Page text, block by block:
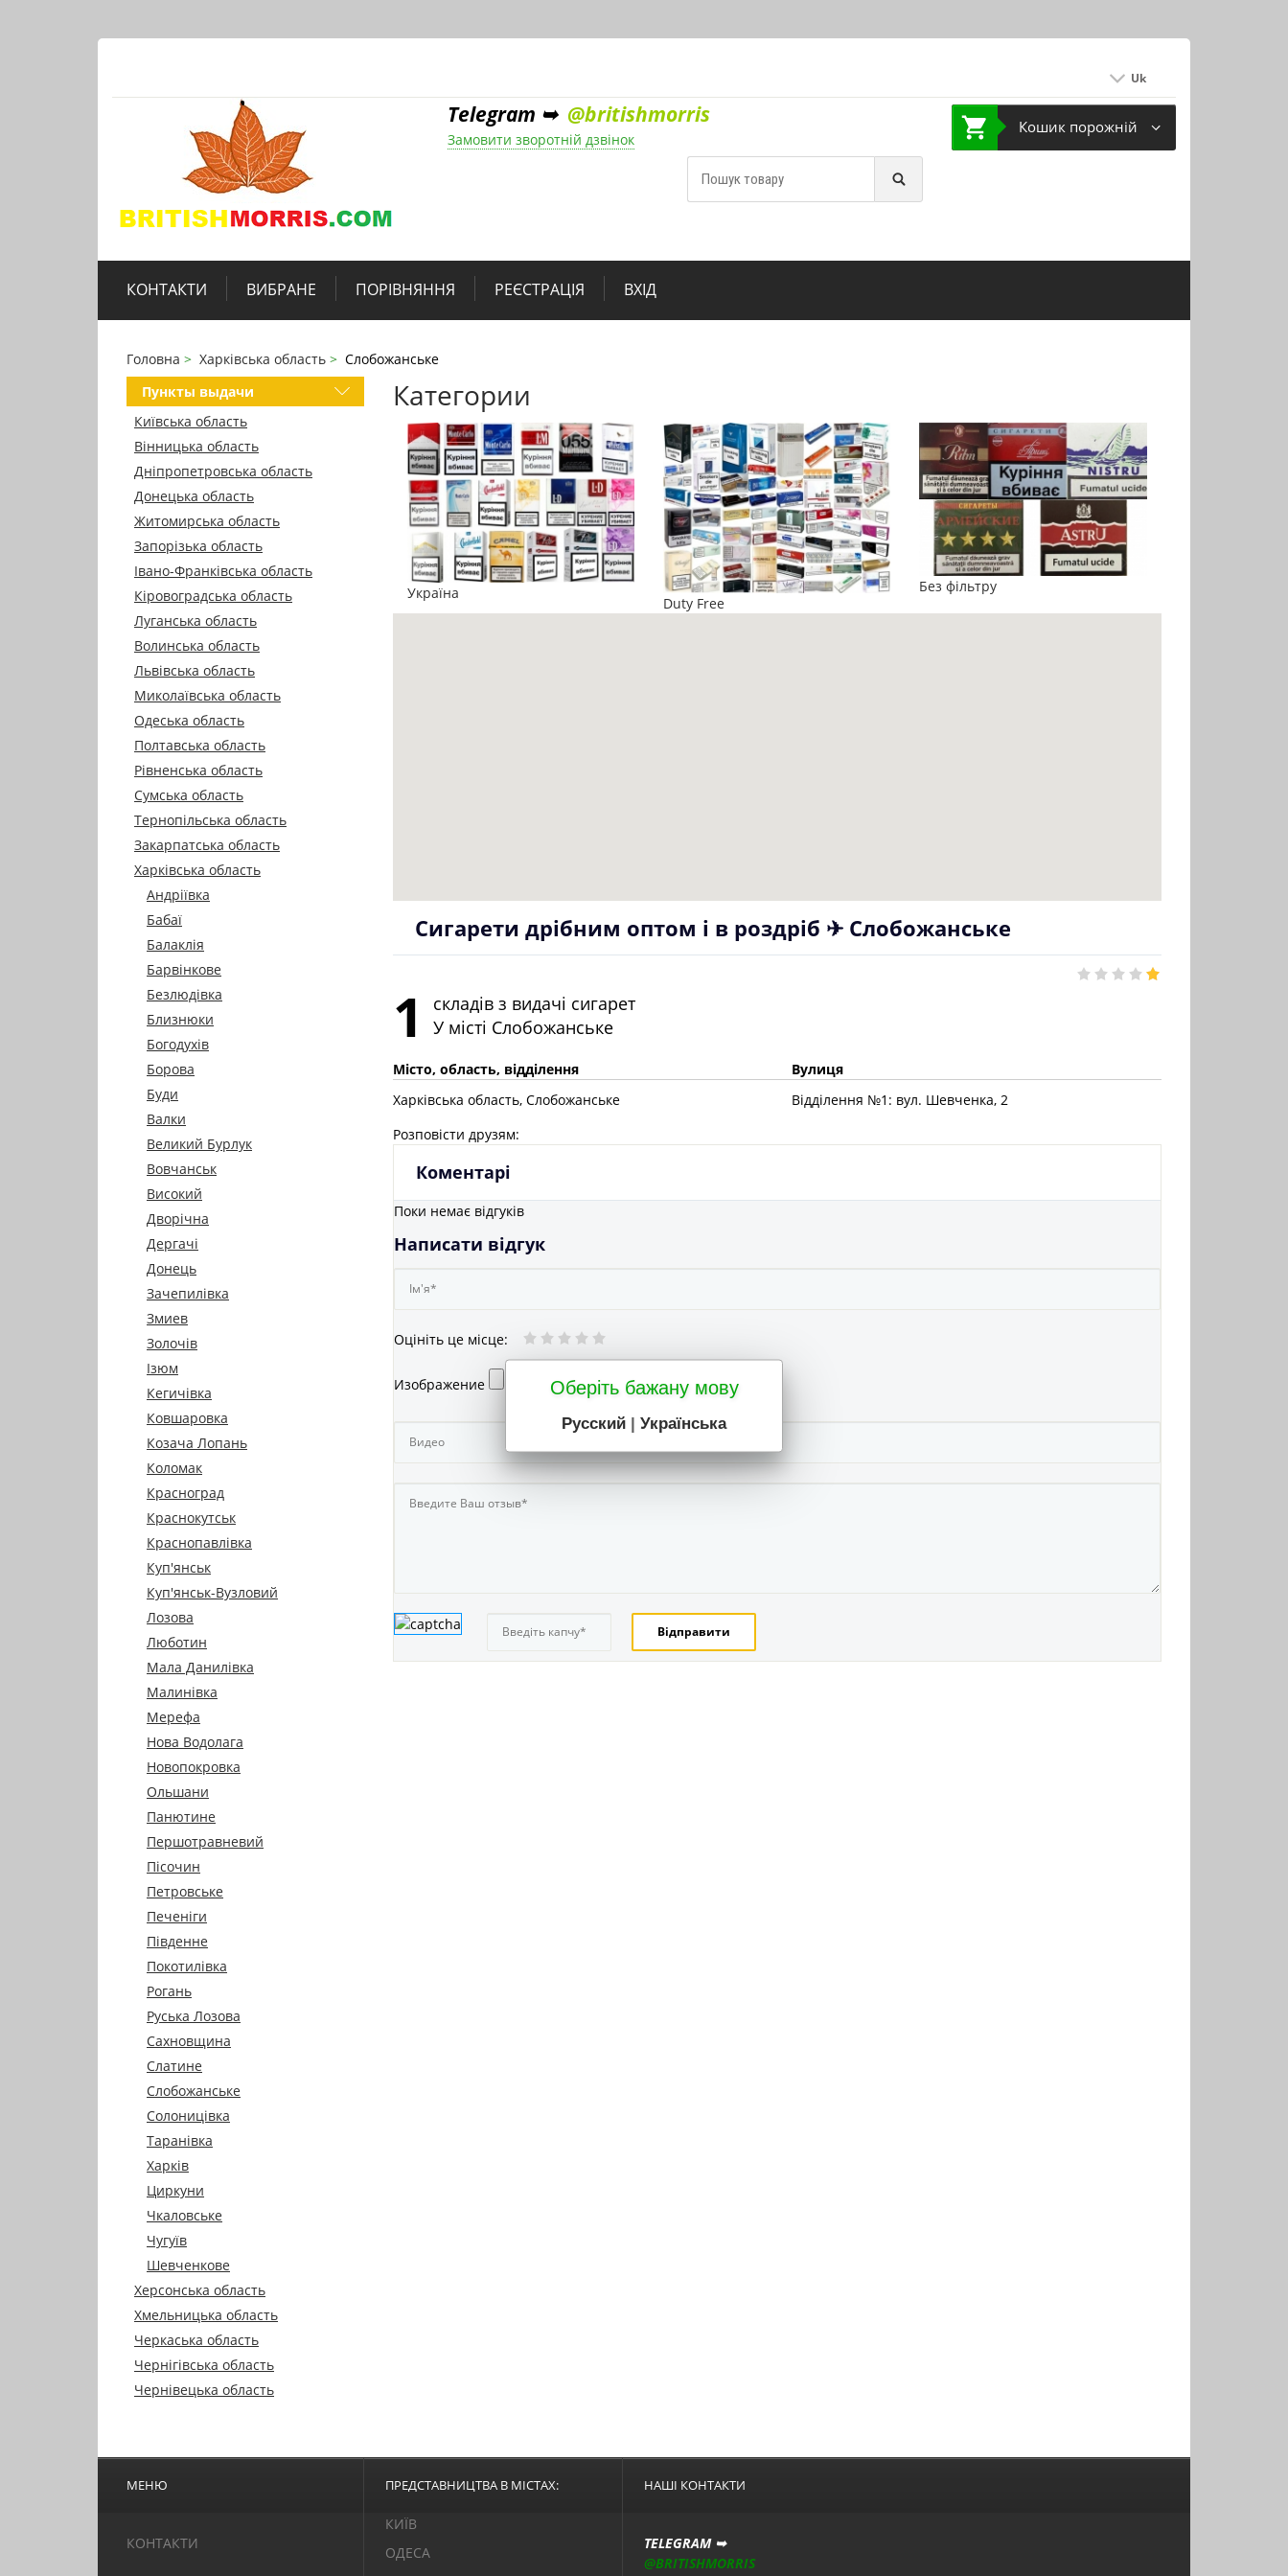
Оберіть бажану мову
Русский | Українська
Uk
Telegram ➥ @britishmorris
Замовити зворотній дзвінок
Кошик порожній
КОНТАКТИ ВИБРАНЕ ПОРІВНЯННЯ РЕЄСТРАЦІЯ ВХІД
Головна Харківська область
Слобожанське
Пункты выдачи
Київська область
Вінницька область
Дніпропетровська область
Донецька область
Житомирська область
Запорізька область
Івано-Франківська область
Кіровоградська область
Луганська область
Волинська область
Львівська область
Миколаївська область
Одеська область
Полтавська область
Рівненська область
Сумська область
Тернопільська область
Закарпатська область
Харківська область
Андріївка
Бабаї
Балаклія
Барвінкове
Безлюдівка
Близнюки
Богодухів
Борова
Буди
Валки
Великий Бурлук
Вовчанськ
Високий
Дворічна
Дергачі
Донець
Зачепилівка
Змиев
Золочів
Ізюм
Кегичівка
Ковшаровка
Козача Лопань
Коломак
Красноград
Краснокутськ
Краснопавлівка
Куп'янськ
Куп'янськ-Вузловий
Лозова
Люботин
Мала Данилівка
Малинівка
Мерефа
Нова Водолага
Новопокровка
Ольшани
Панютине
Першотравневий
Пісочин
Петровське
Печеніги
Південне
Покотилівка
Рогань
Руська Лозова
Сахновщина
Слатине
Слобожанське
Солоницівка
Таранівка
Харків
Циркуни
Чкаловське
Чугуїв
Шевченкове
Херсонська область
Хмельницька область
Черкаська область
Чернігівська область
Чернівецька область
Категории
Україна
Duty Free
Без фільтру
Сигарети дрібним оптом і в роздріб ✈ Слобожанське
1
складів з видачі сигарет
У місті Слобожанське
Місто, область, відділення
Вулиця
Харківська область, Слобожанське
Відділення №1: вул. Шевченка, 2
Розповісти друзям:
Коментарі
Поки немає відгуків
Написати відгук
Оцініть це місце:
Изображение
МЕНЮ
КОНТАКТИ
ПРЕДСТАВНИЦТВА В МІСТАХ:
КИЇВ
ОДЕСА
НАШІ КОНТАКТИ
TELEGRAM ➥
@BRITISHMORRIS